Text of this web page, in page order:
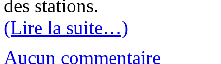
des stations.
(Lire la suite…)
Aucun commentaire